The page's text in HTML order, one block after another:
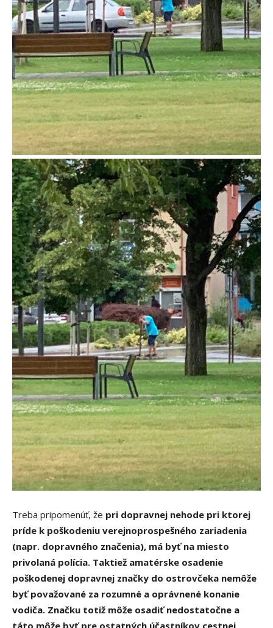
Treba pripomenúť, že pri dopravnej nehode pri ktorej
príde k poškodeniu verejnoprospešného zariadenia
(napr. dopravného značenia), má byť na miesto
privolaná polícia. Taktiež amatérske osadenie
poškodenej dopravnej značky do ostrovčeka nemôže
byť považované za rozumné a oprávnené konanie
vodiča. Značku totiž môže osadiť nedostatočne a
táto môže byť pre ostatných účastníkov cestnej